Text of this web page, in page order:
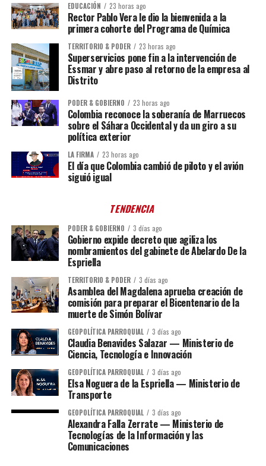
EDUCACIÓN 23 horas ago
Rector Pablo Vera le dio la bienvenida a la
primera cohorte del Programa de Química
TERRITORIO & PODER 23 horas ago
Superservicios pone fin a la intervención de
Essmar y abre paso al retorno de la empresa al
Distrito
PODER & GOBIERNO 23 horas ago
Colombia reconoce la soberanía de Marruecos
sobre el Sáhara Occidental y da un giro a su
política exterior
LA FIRMA 23 horas ago
El día que Colombia cambió de piloto y el avión
siguió igual
TENDENCIA
PODER & GOBIERNO 3 días ago
Gobierno expide decreto que agiliza los
nombramientos del gabinete de Abelardo De la
Espriella
TERRITORIO & PODER 3 días ago
Asamblea del Magdalena aprueba creación de
comisión para preparar el Bicentenario de la
muerte de Simón Bolívar
GEOPOLÍTICA PARROQUIAL 3 días ago
Claudia Benavides Salazar — Ministerio de
Ciencia, Tecnología e Innovación
GEOPOLÍTICA PARROQUIAL 3 días ago
Elsa Noguera de la Espriella — Ministerio de
Transporte
GEOPOLÍTICA PARROQUIAL 3 días ago
Alexandra Falla Zerrate — Ministerio de
Tecnologías de la Información y las
Comunicaciones